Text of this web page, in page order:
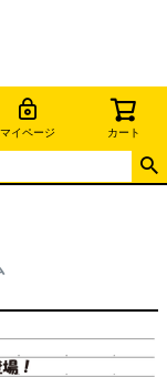
マイページ カート